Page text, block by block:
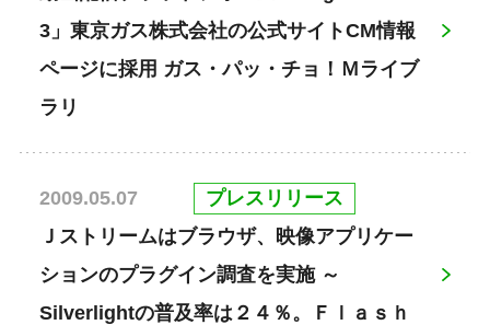
3」東京ガス株式会社の公式サイトCM情報
ページに採用 ガス・パッ・チョ！Ｍライブ
ラリ
2009.05.07
プレスリリース
Ｊストリームはブラウザ、映像アプリケー
ションのプラグイン調査を実施 ～
Silverlightの普及率は２４％。Ｆｌａｓｈ